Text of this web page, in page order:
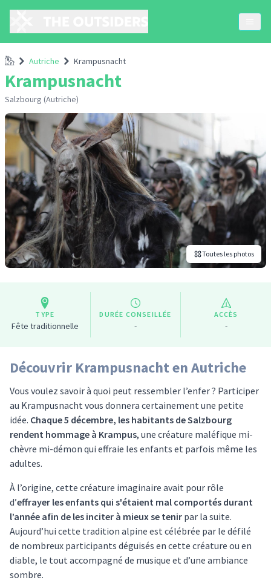
AccueilAutriche Krampusnacht
Krampusnacht
Salzbourg (Autriche)
Toutes les photos
TYPE
Fête traditionnelle
DURÉE CONSEILLÉE
-
ACCÈS
-
Découvrir Krampusnacht en Autriche
Vous voulez savoir à quoi peut ressembler l’enfer ? Participer
au Krampusnacht vous donnera certainement une petite
idée. Chaque 5 décembre, les habitants de Salzbourg
rendent hommage à Krampus, une créature maléfique mi-
chèvre mi-démon qui effraie les enfants et parfois même les
adultes.
À l’origine, cette créature imaginaire avait pour rôle
d’effrayer les enfants qui s'étaient mal comportés durant
l’année afin de les inciter à mieux se tenir par la suite.
Aujourd’hui cette tradition alpine est célébrée par le défilé
de nombreux participants déguisés en cette créature ou en
diable, le tout accompagné de musique et d’une ambiance
sombre.